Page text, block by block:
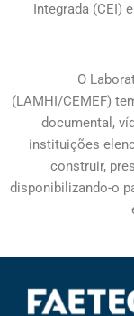
Integrada (CEI)
O Laboratório
(LAMHI/CEMEF)
documental,
instituições
construir,
disponibilizando-o